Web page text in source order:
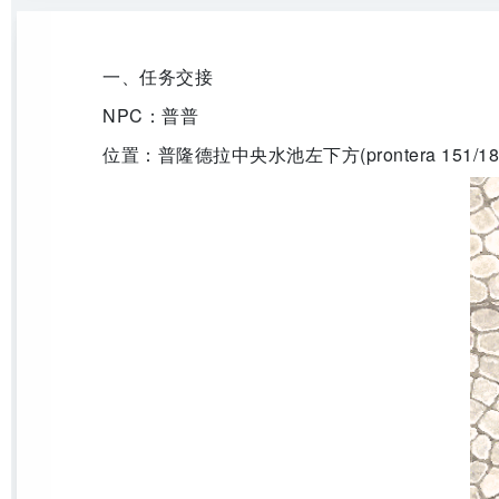
一、任务交接
NPC：普普
位置：普隆德拉中央水池左下方(prontera 151/